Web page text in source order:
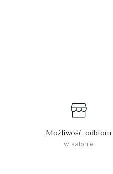
Możliwość odbioru
w salonie